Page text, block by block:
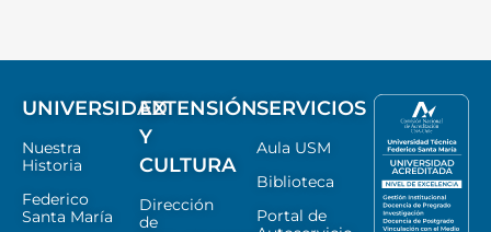
UNIVERSIDAD
Nuestra
Historia
Federico
Santa María
EXTENSIÓN
Y
CULTURA
Dirección
de
SERVICIOS
Aula USM
Biblioteca
Portal de